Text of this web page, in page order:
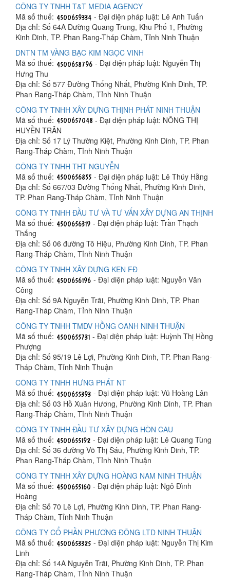
CÔNG TY TNHH T&T MEDIA AGENCY
Mã số thuế:
- Đại diện pháp luật: Lê Anh Tuấn
Địa chỉ: Số 64A Đường Quang Trung, Khu Phố 1, Phường
Kinh Dinh, TP. Phan Rang-Tháp Chàm, Tỉnh Ninh Thuận
DNTN TM VÀNG BẠC KIM NGỌC VINH
Mã số thuế:
- Đại diện pháp luật: Nguyễn Thị
Hưng Thu
Địa chỉ: Số 577 Đường Thống Nhất, Phường Kinh Dinh, TP.
Phan Rang-Tháp Chàm, Tỉnh Ninh Thuận
CÔNG TY TNHH XÂY DỰNG THỊNH PHÁT NINH THUẬN
Mã số thuế:
- Đại diện pháp luật: NÔNG THỊ
HUYỀN TRÂN
Địa chỉ: Số 17 Lý Thường Kiệt, Phường Kinh Dinh, TP. Phan
Rang-Tháp Chàm, Tỉnh Ninh Thuận
CÔNG TY TNHH THT NGUYỄN
Mã số thuế:
- Đại diện pháp luật: Lê Thúy Hằng
Địa chỉ: Số 667/03 Đường Thống Nhất, Phường Kinh Dinh,
TP. Phan Rang-Tháp Chàm, Tỉnh Ninh Thuận
CÔNG TY TNHH ĐẦU TƯ VÀ TƯ VẤN XÂY DỰNG AN THỊNH
Mã số thuế:
- Đại diện pháp luật: Trần Thạch
Thắng
Địa chỉ: Số 06 đường Tô Hiệu, Phường Kinh Dinh, TP. Phan
Rang-Tháp Chàm, Tỉnh Ninh Thuận
CÔNG TY TNHH XÂY DỰNG KEN FĐ
Mã số thuế:
- Đại diện pháp luật: Nguyễn Văn
Công
Địa chỉ: Số 9A Nguyễn Trãi, Phường Kinh Dinh, TP. Phan
Rang-Tháp Chàm, Tỉnh Ninh Thuận
CÔNG TY TNHH TMDV HỒNG OANH NINH THUẬN
Mã số thuế:
- Đại diện pháp luật: Huỳnh Thị Hồng
Phượng
Địa chỉ: Số 95/19 Lê Lợi, Phường Kinh Dinh, TP. Phan Rang-
Tháp Chàm, Tỉnh Ninh Thuận
CÔNG TY TNHH HƯNG PHÁT NT
Mã số thuế:
- Đại diện pháp luật: Vũ Hoàng Lân
Địa chỉ: Số 03 Hồ Xuân Hương, Phường Kinh Dinh, TP. Phan
Rang-Tháp Chàm, Tỉnh Ninh Thuận
CÔNG TY TNHH ĐẦU TƯ XÂY DỰNG HÒN CAU
Mã số thuế:
- Đại diện pháp luật: Lê Quang Tùng
Địa chỉ: Số 36 đường Võ Thị Sáu, Phường Kinh Dinh, TP.
Phan Rang-Tháp Chàm, Tỉnh Ninh Thuận
CÔNG TY TNHH XÂY DỰNG HOÀNG NAM NINH THUẬN
Mã số thuế:
- Đại diện pháp luật: Ngô Đình
Hoàng
Địa chỉ: Số 70 Lê Lợi, Phường Kinh Dinh, TP. Phan Rang-
Tháp Chàm, Tỉnh Ninh Thuận
CÔNG TY CỔ PHẦN PHƯƠNG ĐÔNG LTD NINH THUẬN
Mã số thuế:
- Đại diện pháp luật: Nguyễn Thị Kim
Linh
Địa chỉ: Số 14A Nguyễn Trãi, Phường Kinh Dinh, TP. Phan
Rang-Tháp Chàm, Tỉnh Ninh Thuận